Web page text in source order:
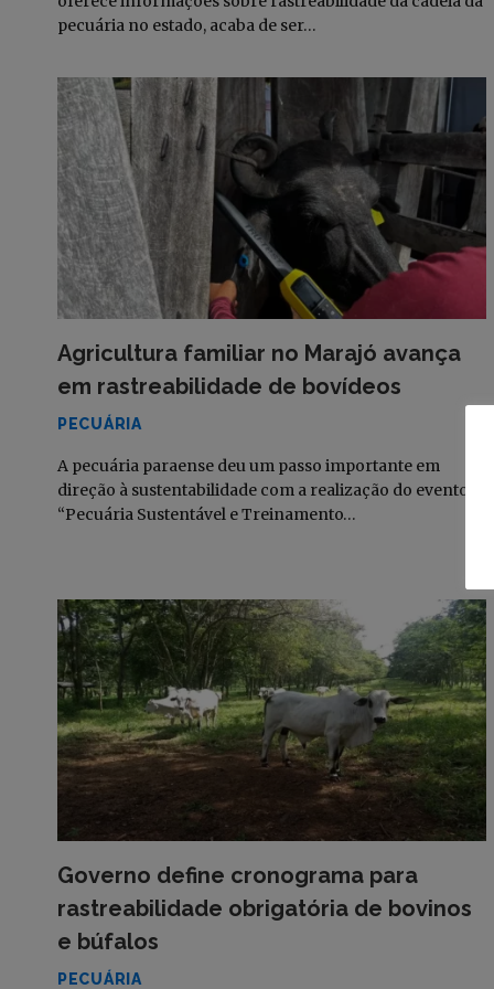
pecuária no estado, acaba de ser…
Agricultura familiar no Marajó avança
em rastreabilidade de bovídeos
PECUÁRIA
A pecuária paraense deu um passo importante em
direção à sustentabilidade com a realização do evento
“Pecuária Sustentável e Treinamento…
Governo define cronograma para
rastreabilidade obrigatória de bovinos
e búfalos
PECUÁRIA